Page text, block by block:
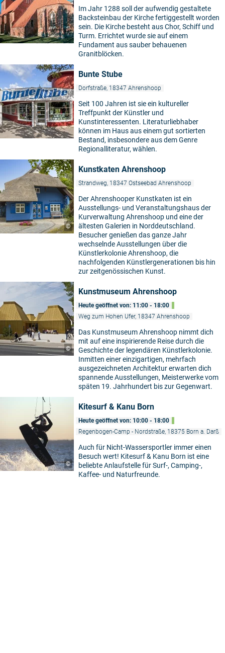
Im Jahr 1288 soll der aufwendig gestaltete
Backsteinbau der Kirche fertiggestellt worden
sein. Die Kirche besteht aus Chor, Schiff und
Turm. Errichtet wurde sie auf einem
Fundament aus sauber behauenen
Granitblöcken.
Bunte Stube
Dorfstraße, 18347 Ahrenshoop
Seit 100 Jahren ist sie ein kultureller
Treffpunkt der Künstler und
Kunstinteressenten. Literaturliebhaber
können im Haus aus einem gut sortierten
Bestand, insbesondere aus dem Genre
Regionalliteratur, wählen.
©
Kunstkaten Ahrenshoop
Strandweg, 18347 Ostseebad Ahrenshoop
Der Ahrenshooper Kunstkaten ist ein
Ausstellungs- und Veranstaltungshaus der
Kurverwaltung Ahrenshoop und eine der
ältesten Galerien in Norddeutschland.
Besucher genießen das ganze Jahr
wechselnde Ausstellungen über die
Künstlerkolonie Ahrenshoop, die
nachfolgenden Künstlergenerationen bis hin
zur zeitgenössischen Kunst.
©
Kunstmuseum Ahrenshoop
Heute geöffnet von: 11:00 - 18:00
Weg zum Hohen Ufer, 18347 Ahrenshoop
Das Kunstmuseum Ahrenshoop nimmt dich
mit auf eine inspirierende Reise durch die
Geschichte der legendären Künstlerkolonie.
Inmitten einer einzigartigen, mehrfach
ausgezeichneten Architektur erwarten dich
spannende Ausstellungen, Meisterwerke vom
späten 19. Jahrhundert bis zur Gegenwart.
©
Kitesurf & Kanu Born
Heute geöffnet von: 10:00 - 18:00
Regenbogen-Camp - Nordstraße, 18375 Born a. Darß
Auch für Nicht-Wassersportler immer einen
Besuch wert! Kitesurf & Kanu Born ist eine
beliebte Anlaufstelle für Surf-, Camping-,
Kaffee- und Naturfreunde.